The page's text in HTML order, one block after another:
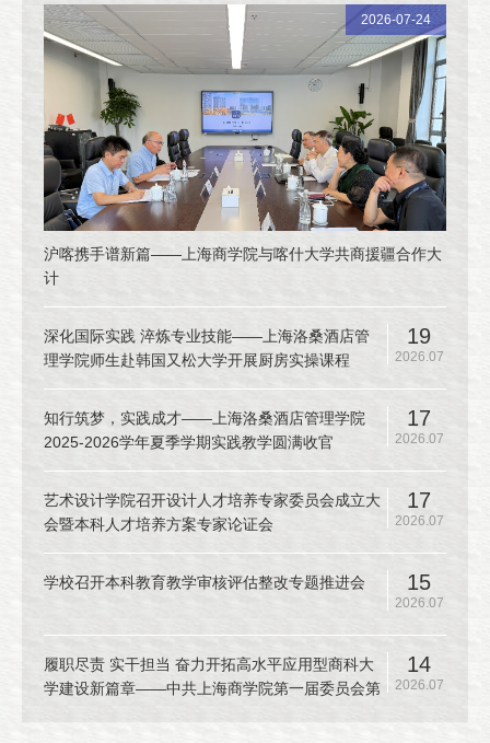
2026-07-24
沪喀携手谱新篇——上海商学院与喀什大学共商援疆合作大
计
19
2026.07
深化国际实践 淬炼专业技能——上海洛桑酒店管
理学院师生赴韩国又松大学开展厨房实操课程
17
2026.07
知行筑梦，实践成才——上海洛桑酒店管理学院
2025-2026学年夏季学期实践教学圆满收官
17
2026.07
艺术设计学院召开设计人才培养专家委员会成立大
会暨本科人才培养方案专家论证会
15
2026.07
学校召开本科教育教学审核评估整改专题推进会
14
2026.07
履职尽责 实干担当 奋力开拓高水平应用型商科大
学建设新篇章——中共上海商学院第一届委员会第